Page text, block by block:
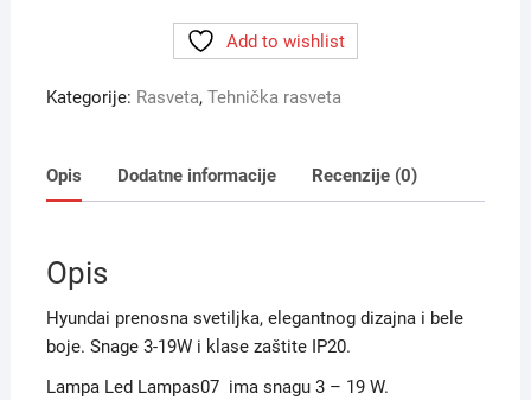
količina
Add to wishlist
Kategorije: Rasveta, Tehnička rasveta
Opis Dodatne informacije Recenzije (0)
Opis
Hyundai prenosna svetiljka, elegantnog dizajna i bele
boje. Snage 3-19W i klase zaštite IP20.
Lampa Led Lampas07 ima snagu 3 – 19 W.